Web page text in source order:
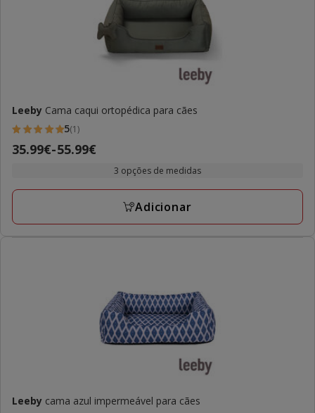
Leeby Cama caqui ortopédica para cães
5
estrelas
1
5(1)
Preço
a
55.99€
35.99€-55.99€
3 opções de medidas
Adicionar
Leeby cama azul impermeável para cães